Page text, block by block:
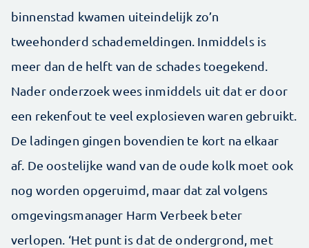
binnenstad kwamen uiteindelijk zo’n
tweehonderd schademeldingen. Inmiddels is
meer dan de helft van de schades toegekend.
Nader onderzoek wees inmiddels uit dat er door
een rekenfout te veel explosieven waren gebruikt.
De ladingen gingen bovendien te kort na elkaar
af. De oostelijke wand van de oude kolk moet ook
nog worden opgeruimd, maar dat zal volgens
omgevingsmanager Harm Verbeek beter
verlopen. ‘Het punt is dat de ondergrond, met